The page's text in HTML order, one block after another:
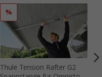
%
Thule Tension Rafter G2